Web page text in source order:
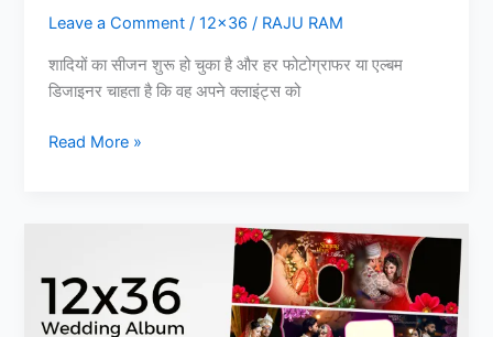
Leave a Comment /12x36 / RAJU RAM
शादियों का सीजन शुरू हो चुका है और हर फोटोग्राफर या एल्बम
डिजाइनर चाहता है कि वह अपने क्लाइंट्स को
12×36
Collection
2026
Read More »